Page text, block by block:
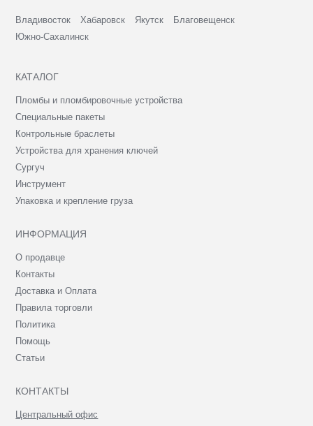
Владивосток Хабаровск Якутск
Благовещенск
Южно-Сахалинск
КАТАЛОГ
Пломбы и пломбировочные устройства
Специальные пакеты
Контрольные браслеты
Устройства для хранения ключей
Сургуч
Инструмент
Упаковка и крепление груза
ИНФОРМАЦИЯ
О продавце
Контакты
Доставка и Оплата
Правила торговли
Политика
Помощь
Статьи
КОНТАКТЫ
Центральный офис